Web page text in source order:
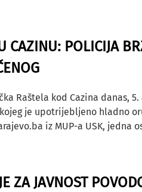
CAZINU: POLICIJA
Raštela kod Cazina danas,
je upotrijebljeno hladno
iz MUP-a USK, jedna
ZA JAVNOST